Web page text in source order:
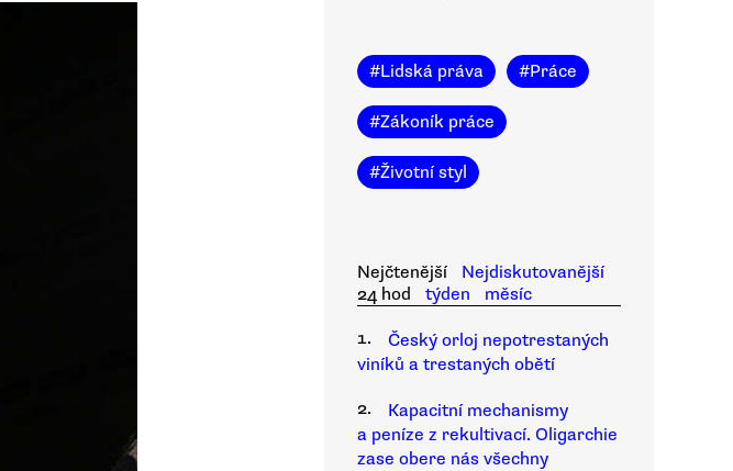
#Lidská práva #Práce
#Zákoník práce
#Životní styl
Nejčtenější
Nejdiskutovanější
24 hod
týden
měsíc
1.
Český orloj nepotrestaných
viníků a trestaných obětí
2.
Kapacitní mechanismy
a peníze z rekultivací. Oligarchie
zase obere nás všechny